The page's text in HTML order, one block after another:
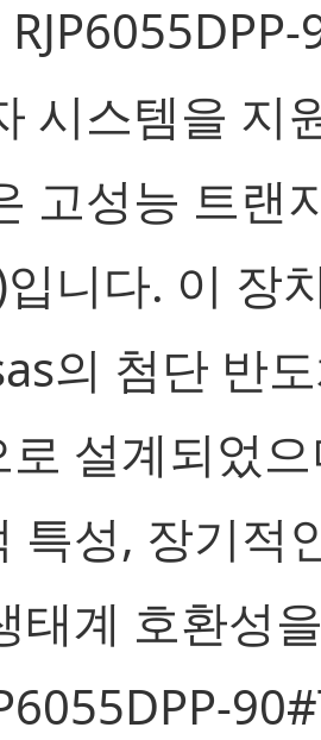
시스템을 지
고성능 트랜
니다. 이 장
의 첨단 반
로 설계되었
특성, 장기적
태계 호환성